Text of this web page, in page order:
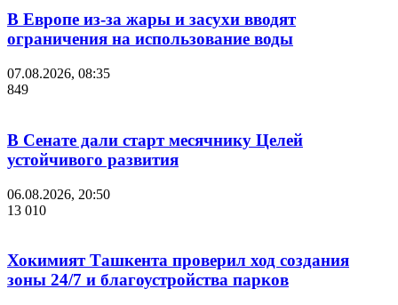
В Европе из-за жары и засухи вводят
ограничения на использование воды
07.08.2026, 08:35
849
В Сенате дали старт месячнику Целей
устойчивого развития
06.08.2026, 20:50
13 010
Хокимият Ташкента проверил ход создания
зоны 24/7 и благоустройства парков